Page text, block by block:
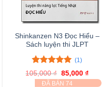
Shinkanzen N3 Đọc Hiểu –
Sách luyện thi JLPT
5.00trên 5
1
đánh giá
(1)
105,000₫ Giá
gốc
85,000 ₫Giá
hiện
ĐÃ BÁN 74